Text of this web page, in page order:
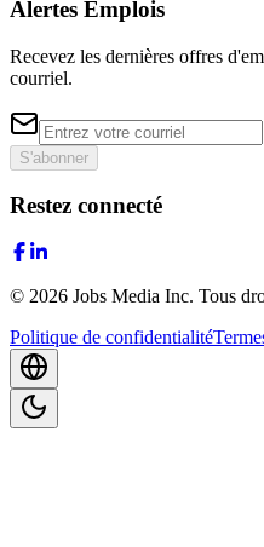
Alertes Emplois
Recevez les dernières offres
courriel.
S'abonner
Restez connecté
© 2026 Jobs Media Inc. Tous
Politique de confidentialité